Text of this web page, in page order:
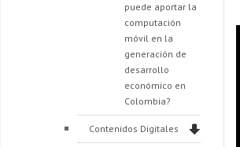
puede aportar la
computación
móvil en la
generación de
desarrollo
económico en
Colombia?
Contenidos Digitales